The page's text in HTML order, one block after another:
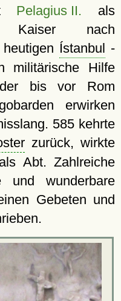
Pelagius II. als
Kaiser nach
Ístanbul
-
militärische Hilfe
bis vor Rom
erwirken
585 kehrte
zurück, wirkte
Abt. Zahlreiche
und wunderbare
Gebeten und